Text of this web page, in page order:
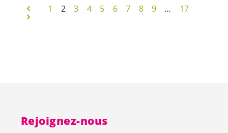
1 2 3 4 5 6 7 8 9 … 17
Rejoignez-nous